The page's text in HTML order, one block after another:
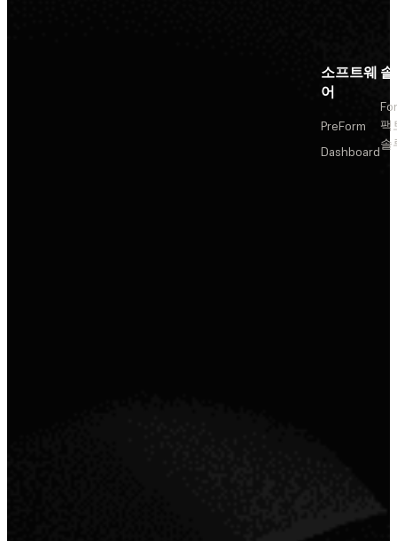
소프트웨
어
PreForm
Dashboard
팩
솔